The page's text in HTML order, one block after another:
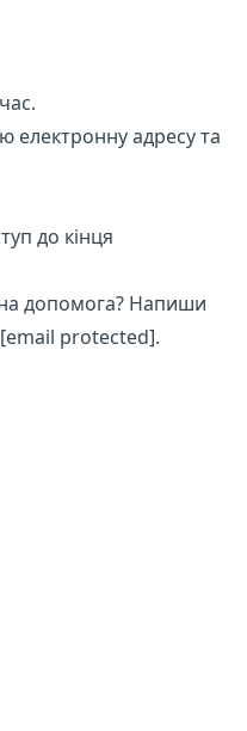
електронну адресу та
до кінця
допомога? Напиши
[email protected].